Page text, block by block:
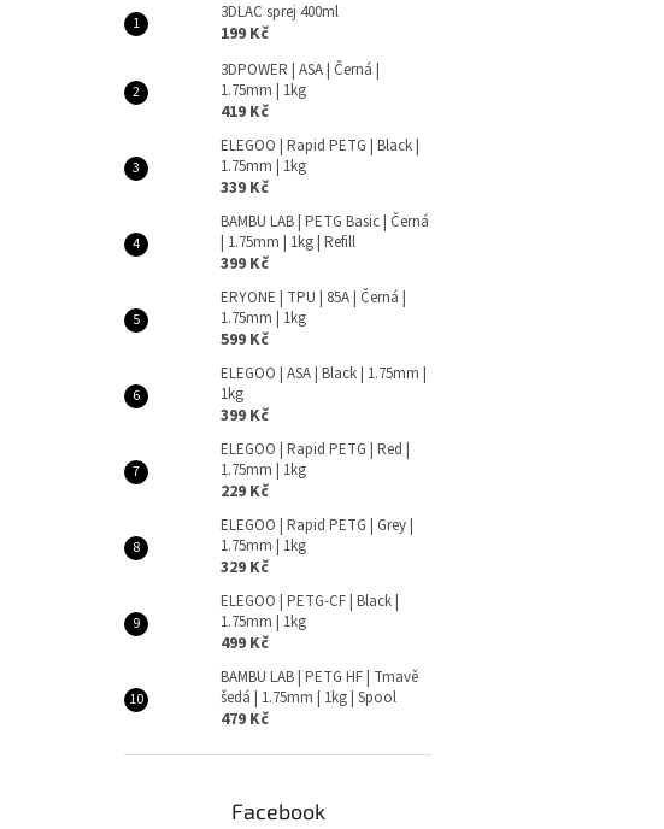
3DLAC sprej 400ml
199 Kč
3DPOWER | ASA | Černá |
1.75mm | 1kg
419 Kč
ELEGOO | Rapid PETG | Black |
1.75mm | 1kg
339 Kč
BAMBU LAB | PETG Basic | Černá
| 1.75mm | 1kg | Refill
399 Kč
ERYONE | TPU | 85A | Černá |
1.75mm | 1kg
599 Kč
ELEGOO | ASA | Black | 1.75mm |
1kg
399 Kč
ELEGOO | Rapid PETG | Red |
1.75mm | 1kg
229 Kč
ELEGOO | Rapid PETG | Grey |
1.75mm | 1kg
329 Kč
ELEGOO | PETG-CF | Black |
1.75mm | 1kg
499 Kč
BAMBU LAB | PETG HF | Tmavě
šedá | 1.75mm | 1kg | Spool
479 Kč
Facebook